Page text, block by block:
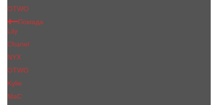
OTWO
Помада
Lily
Chanel
NYX
OTWO
Kylie
МаС